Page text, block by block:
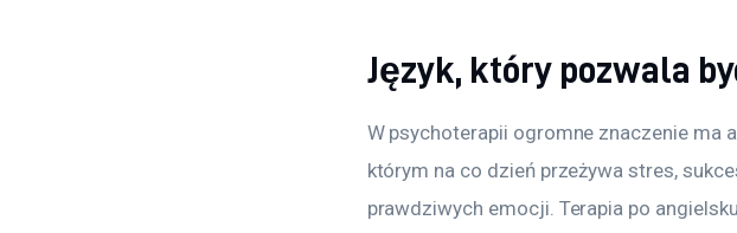
Język, który pozwala
W psychoterapii ogromne znaczenie ma
którym na co dzień przeżywa stres,
prawdziwych emocji. Terapia po